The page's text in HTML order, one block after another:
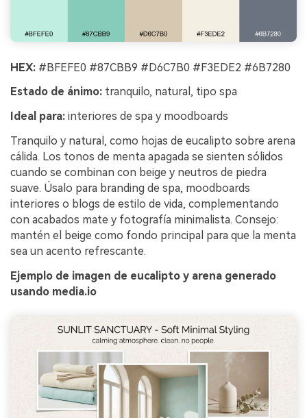
HEX: #BFEFE0 #87CBB9 #D6C7B0 #F3EDE2 #6B7280
Estado de ánimo: tranquilo, natural, tipo spa
Ideal para: interiores de spa y moodboards
Tranquilo y natural, como hojas de eucalipto sobre arena
cálida. Los tonos de menta apagada se sienten sólidos
cuando se combinan con beige y neutros de piedra
suave. Úsalo para branding de spa, moodboards
interiores o blogs de estilo de vida, complementando
con acabados mate y fotografía minimalista. Consejo:
mantén el beige como fondo principal para que la menta
sea un acento refrescante.
Ejemplo de imagen de eucalipto y arena generado
usando media.io